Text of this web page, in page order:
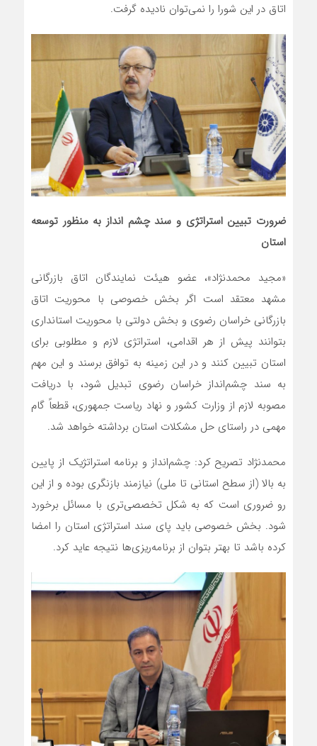
اتاق در این شورا را نمی‌توان نادیده گرفت.
ضرورت تبیین استراتژی و سند چشم انداز به منظور توسعه
استان
«مجید محمدنژاد»، عضو هیئت نمایندگان اتاق بازرگانی
مشهد معتقد است اگر بخش خصوصی با محوریت اتاق
بازرگانی خراسان رضوی و بخش دولتی با محوریت استانداری
بتوانند پیش از هر اقدامی، استراتژی لازم و مطلوبی برای
استان تبیین کنند و در این زمینه به توافق برسند و این مهم
به سند چشم‌انداز خراسان رضوی تبدیل ‌شود، با دریافت
مصوبه لازم از وزارت کشور و نهاد ریاست جمهوری، قطعاً گام
مهمی در راستای حل مشکلات استان برداشته خواهد شد.
محمدنژاد تصریح کرد: چشم‌انداز و برنامه استراتژیک از پایین
به بالا (از سطح استانی تا ملی) نیازمند بازنگری بوده و از این
رو ضروری است که به شکل تخصصی‌تری با مسائل برخورد
شود. بخش خصوصی باید پای سند استراتژی استان را امضا
کرده باشد تا بهتر بتوان از برنامه‌ریزی‌ها نتیجه عاید کرد.